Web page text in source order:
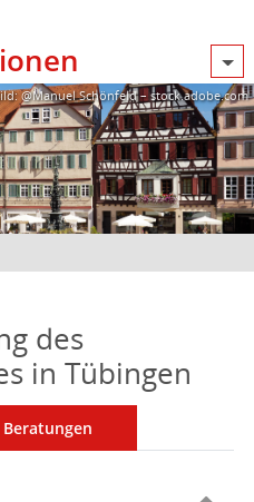
@Manuel Schönfeld – stock.adobe.com
des
in Tübingen
Beratungen